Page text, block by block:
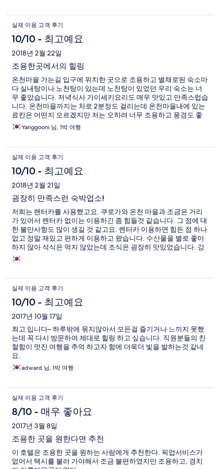
실제 이용 고객 후기
10/10 - 최고예요
2018년 2월 22일
조용한곳에서의 힐링
온천마을 가는길 입구에 위치한 곳으로 조용하고 별채로된 숙소마
다 실내탕이나 노천탕이 있는데 노천탕이 있었던 우리 숙소는 너
무 좋았습니다. 저녁식사 가이세키요리도 매우 맛있고 만족스럽습
니다. 온천마을까지는 차로 2분정도 걸리는데 온천마을내에 있는
료칸은 어떤지 모르겠지만 저는 오히려 너무 조용하고 풍경도 좋
고 다음에도 이용하고싶습니다. 간단한 간식과 맥주, 음료등은 미
리 편의점에서 사가세요.
Yanggooni 님, 1박 여행
실제 이용 고객 후기
10/10 - 최고예요
2018년 2월 21일
굉장히 만족스런 숙박업소!
저희는 렌터카를 사용했고요. 쿠로가와 온천 마을과 조금은 거리
가 있어서 렌터카 없이는 이용하긴 좀 힘들것 같습니다. 그 점에 대
한 불만사항도 많이 생길 것 같고요. 렌터카 이용하면 힘든 점 하나
없고 정말 재밌고 편하게 이용하고 왔습니다. 수산물을 별로 좋아
하지 않아 석식은 먹지 않았는데 조식은 굉장히 맛있었습니다. 강
력추천합니다. 가족탕이랑 방에 딸린 탕이랑 비슷하거나 거의 같
으므로 사용 안하시는걸 추천드려요. 300엔 추가 요금 있습니다.
좋았습니다. 주변지역에서 하나를 낮춘건 저희는 렌터카라 상관이
없지만 대중교통을 이용하시는 분들을 위해 낮춰뒀습니다. 도움드
리려고 이것저것 적긴했는데 도움이 많이 됐으면 합니다. 좋은 여
행되세요.
실제 이용 고객 후기
10/10 - 최고예요
2017년 10월 17일
최고 입니다~ 하루밖에 묶지않아서 모든걸 즐기거나 느끼지 못했
는데 꼭 다시 방문하여 제대로 힐링 하고 싶습니다. 직원분들의 친
철함이 멋진 여행을 추억 하고자 함에 더욱더 빛을 발하는것 같네
요.
adward 님, 1박 여행
실제 이용 고객 후기
8/10 - 매우 좋아요
2017년 3월 8일
조용한 곳을 원한다면 추천
이 호텔은 조용한 곳을 원하는 사람에게 추천한다. 픽업서비스가
없어서 택시를 불러 가야해서 조금 불편하였지만 조용하고, 경치